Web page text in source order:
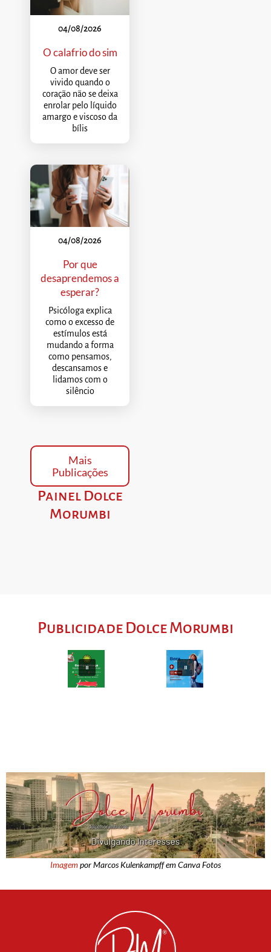
04/08/2026
O calafrio do sim
O amor deve ser
vivido quando o
coração não se deixa
enrolar pelo líquido
amargo e viscoso da
bílis
04/08/2026
Por que
desaprendemos a
esperar?
Psicóloga explica
como o excesso de
estímulos está
mudando a forma
como pensamos,
descansamos e
lidamos com o
silêncio
Mais
Publicações
Painel Dolce
Morumbi
Publicidade Dolce Morumbi
Imagempor Marcos Kulenkampff em Canva Fotos